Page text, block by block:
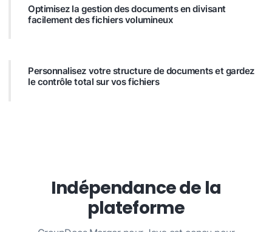
Optimisez la gestion des documents en divisant
facilement des fichiers volumineux
individuelles. GroupDocs.Merger simplifie l’organisation des
documents, rendant vos fichiers plus faciles à manipuler et à
Personnalisez votre structure de documents et gardez
le contrôle total sur vos fichiers
Indépendance de la
plateforme